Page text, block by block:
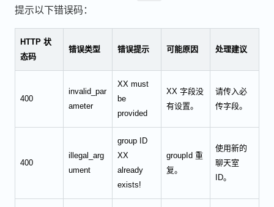
提示以下错误码：
HTTP 状
态码
错误类型 错误提示 可能原因 处理建议
400
invalid_par
ameter
XX must
be
provided
XX 字段没
有设置。
请传入必
传字段。
400
illegal_arg
ument
group ID
XX
already
exists!
groupId 重
复。
使用新的
聊天室
ID。